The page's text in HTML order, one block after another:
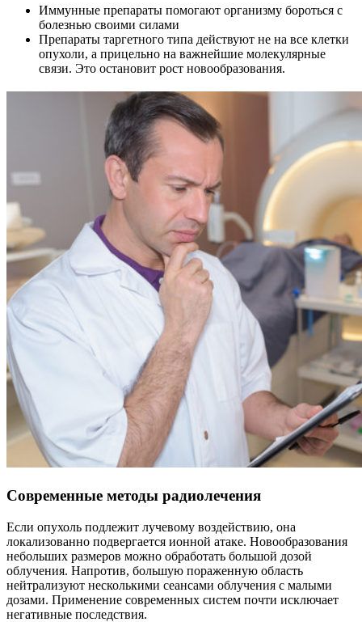
Иммунные препараты помогают организму бороться с
болезнью своими силами
Препараты таргетного типа действуют не на все клетки
опухоли, а прицельно на важнейшие молекулярные
связи. Это остановит рост новообразования.
Современные методы радиолечения
Если опухоль подлежит лучевому воздействию, она
локализованно подвергается ионной атаке. Новообразования
небольших размеров можно обработать большой дозой
облучения. Напротив, большую пораженную область
нейтрализуют несколькими сеансами облучения с малыми
дозами. Применение современных систем почти исключает
негативные последствия.